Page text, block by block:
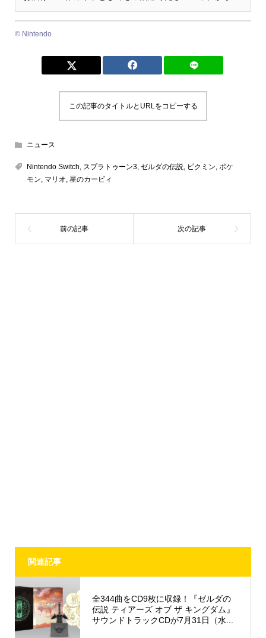
© Nintendo
この記事のタイトルとURLをコピーする
ニュース
Nintendo Switch, スプラトゥーン3, ゼルダの伝説, ピクミン, ポケ
モン, マリオ, 星のカービィ
関連記事
全344曲をCD9枚に収録！『ゼルダの
伝説 ティアーズ オブ ザ キングダム』
サウンドトラックCDが7月31日（水...